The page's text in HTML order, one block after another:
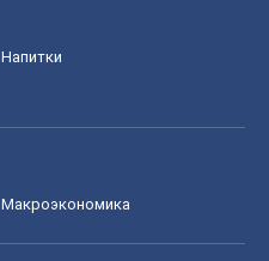
Напитки
Mакроэкономика